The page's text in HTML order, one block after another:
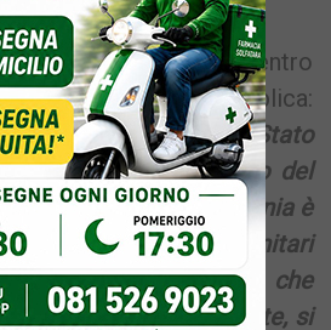
– Altro tema al centro
è la sanità pubblica:
con lo Stato
criteri di riparto del
Oggi la Campania è
con bisogni sanitari
di rimuovere vincoli che
Parallelamente, si